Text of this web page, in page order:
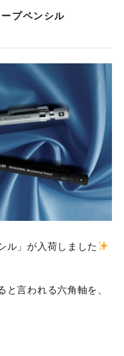
プペンシル
ル」が入荷しました
と言われる六角軸を、